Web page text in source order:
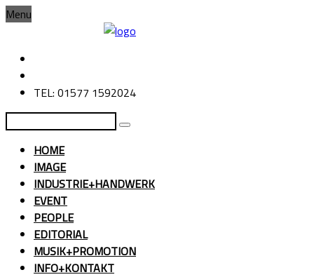
Menu
TEL: 01577 1592024
HOME
IMAGE
INDUSTRIE+HANDWERK
EVENT
PEOPLE
EDITORIAL
MUSIK+PROMOTION
INFO+KONTAKT